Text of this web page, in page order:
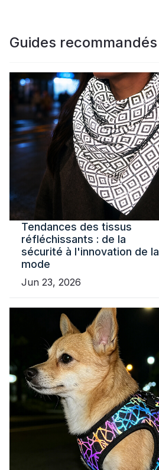
Guides recommandés
Tendances des tissus
réfléchissants : de la
sécurité à l'innovation de la
mode
Jun 23, 2026